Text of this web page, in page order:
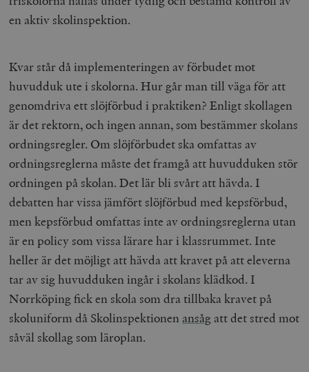
en aktiv skolinspektion.
Kvar står då implementeringen av förbudet mot
huvudduk ute i skolorna. Hur går man till väga för att
genomdriva ett slöjförbud i praktiken? Enligt skollagen
är det rektorn, och ingen annan, som bestämmer skolans
ordningsregler. Om slöjförbudet ska omfattas av
ordningsreglerna måste det framgå att huvudduken stör
ordningen på skolan. Det lär bli svårt att hävda. I
debatten har vissa jämfört slöjförbud med kepsförbud,
men kepsförbud omfattas inte av ordningsreglerna utan
är en policy som vissa lärare har i klassrummet. Inte
heller är det möjligt att hävda att kravet på att eleverna
tar av sig huvudduken ingår i skolans klädkod. I
Norrköping fick en skola som dra tillbaka kravet på
skoluniform då Skolinspektionen ansåg att det stred mot
såväl skollag som läroplan.
Marknadsföring
och kontohantering. Webbplatsen kan inte användas
ordentligt utan strikt nödvändiga cookies.
Namn
/ Domän
woocommerce_cart_hash
Automattic
timbro.se
Hotjar Ltd
.timbro.se
woocommerce_items_in_cart